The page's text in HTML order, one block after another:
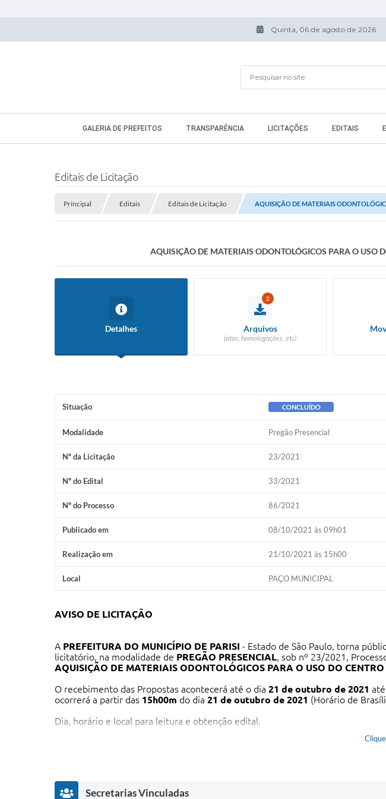
Quinta, 06 de agosto de 2026
GALERIA DE PREFEITOS TRANSPARÊNCIA LICITAÇÕES EDITAIS
Editais de Licitação
Principal Editais Editais de Licitação AQUISIÇÃO DE MATERIAIS
AQUISIÇÃO DE MATERIAIS ODONTOLÓGICOS PARA O USO
Detalhes
2
Arquivos
(atas, homologações, etc)
Situação CONCLUÍDO
Modalidade Pregão Presencial
Nº da Licitação 23/2021
Nº do Edital 33/2021
Nº do Processo 86/2021
Publicado em 08/10/2021 às 09h01
Realização em 21/10/2021 às 15h00
Local PAÇO MUNICIPAL
AVISO DE LICITAÇÃO
A PREFEITURA DO MUNICÍPIO DE PARISI - Estado de São Paulo, torna
licitatório, na modalidade de PREGÃO PRESENCIAL, sob nº 23/2021,
AQUISIÇÃO DE MATERIAIS ODONTOLÓGICOS PARA O USO DO
O recebimento das Propostas acontecerá até o dia 21 de outubro de 2021
ocorrerá a partir das 15h00m do dia 21 de outubro de 2021 (Horário de
Dia, horário e local para leitura e obtenção edital.
Presencialmente:
Secretarias Vinculadas